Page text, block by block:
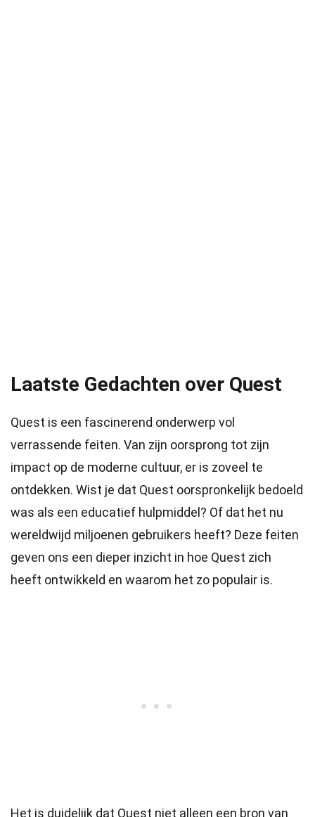
Laatste Gedachten over Quest
Quest is een fascinerend onderwerp vol
verrassende feiten. Van zijn oorsprong tot zijn
impact op de moderne cultuur, er is zoveel te
ontdekken. Wist je dat Quest oorspronkelijk bedoeld
was als een educatief hulpmiddel? Of dat het nu
wereldwijd miljoenen gebruikers heeft? Deze feiten
geven ons een dieper inzicht in hoe Quest zich
heeft ontwikkeld en waarom het zo populair is.
Het is duidelijk dat Quest niet alleen een bron van